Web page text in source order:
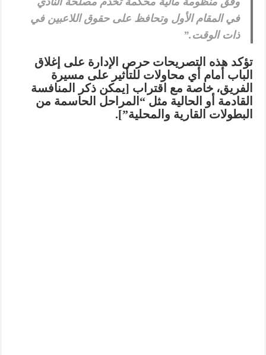
في المقام الأول وتحافظ على حقوق اللاعبين في
ذات الوقت.”
تؤكد هذه التصريحات حرص الإدارة على إغلاق
الباب أمام أي محاولات للتأثير على مسيرة
الفريق، خاصة مع اقتراب [يمكن ذكر المنافسة
القادمة أو الحالية مثل “المراحل الحاسمة من
البطولات القارية والمحلية”].